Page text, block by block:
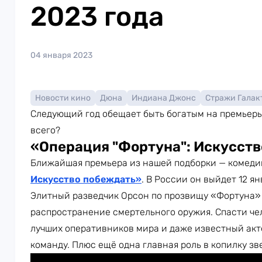
2023 года
04 января 2023
Новости кино Дюна Индиана Джонс Стражи
Следующий год обещает быть богатым на
всего?
«Операция "Фортуна":
Ближайшая премьера из нашей подборки —
Искусство побеждать». В России он выйдет 12
Элитный разведчик Орсон по прозвищу
распространение смертельного оружия. Спасти
лучших оперативников мира и даже известный
команду. Плюс ещё одна главная роль в копилку